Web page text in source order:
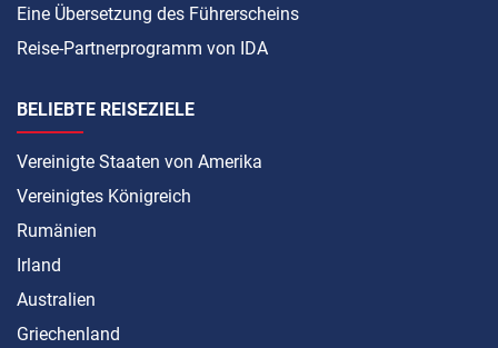
Eine Übersetzung des Führerscheins
Reise-Partnerprogramm von IDA
BELIEBTE REISEZIELE
Vereinigte Staaten von Amerika
Vereinigtes Königreich
Rumänien
Irland
Australien
Griechenland